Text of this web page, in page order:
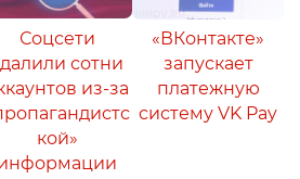
Соцсети
сотни
из-за
кой»
«ВКонтакте»
запускает
платежную
систему VK Pay